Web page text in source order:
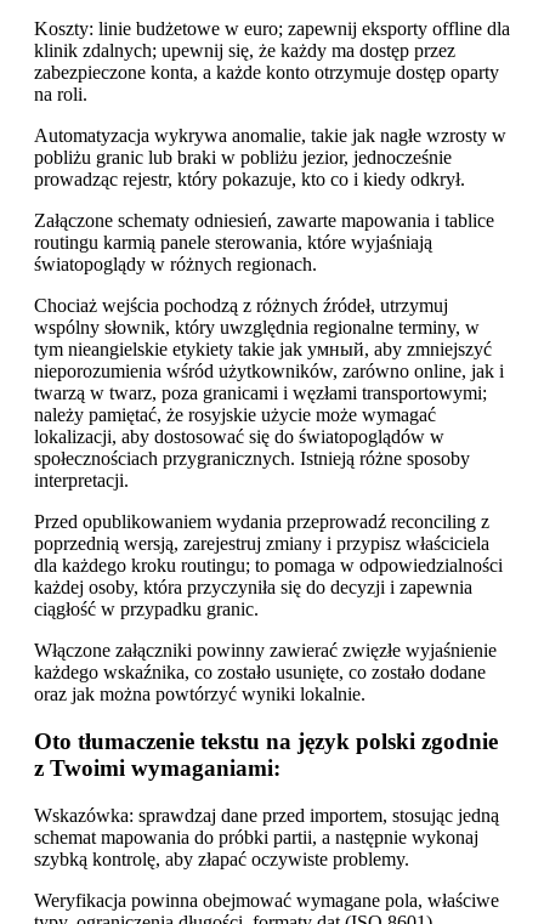
Koszty: linie budżetowe w euro; zapewnij eksporty offline dla
klinik zdalnych; upewnij się, że każdy ma dostęp przez
zabezpieczone konta, a każde konto otrzymuje dostęp oparty
na roli.
Automatyzacja wykrywa anomalie, takie jak nagłe wzrosty w
pobliżu granic lub braki w pobliżu jezior, jednocześnie
prowadząc rejestr, który pokazuje, kto co i kiedy odkrył.
Załączone schematy odniesień, zawarte mapowania i tablice
routingu karmią panele sterowania, które wyjaśniają
światopoglądy w różnych regionach.
Chociaż wejścia pochodzą z różnych źródeł, utrzymuj
wspólny słownik, który uwzględnia regionalne terminy, w
tym nieangielskie etykiety takie jak умный, aby zmniejszyć
nieporozumienia wśród użytkowników, zarówno online, jak i
twarzą w twarz, poza granicami i węzłami transportowymi;
należy pamiętać, że rosyjskie użycie może wymagać
lokalizacji, aby dostosować się do światopoglądów w
społecznościach przygranicznych. Istnieją różne sposoby
interpretacji.
Przed opublikowaniem wydania przeprowadź reconciling z
poprzednią wersją, zarejestruj zmiany i przypisz właściciela
dla każdego kroku routingu; to pomaga w odpowiedzialności
każdej osoby, która przyczyniła się do decyzji i zapewnia
ciągłość w przypadku granic.
Włączone załączniki powinny zawierać zwięzłe wyjaśnienie
każdego wskaźnika, co zostało usunięte, co zostało dodane
oraz jak można powtórzyć wyniki lokalnie.
Oto tłumaczenie tekstu na język polski zgodnie
z Twoimi wymaganiami:
Wskazówka: sprawdzaj dane przed importem, stosując jedną
schemat mapowania do próbki partii, a następnie wykonaj
szybką kontrolę, aby złapać oczywiste problemy.
Weryfikacja powinna obejmować wymagane pola, właściwe